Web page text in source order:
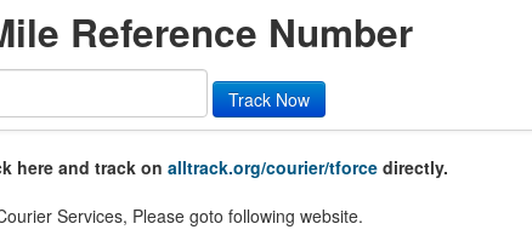
Reference Number
Track Now
here and track on alltrack.org/courier/tforce directly.
Services, Please goto following website.